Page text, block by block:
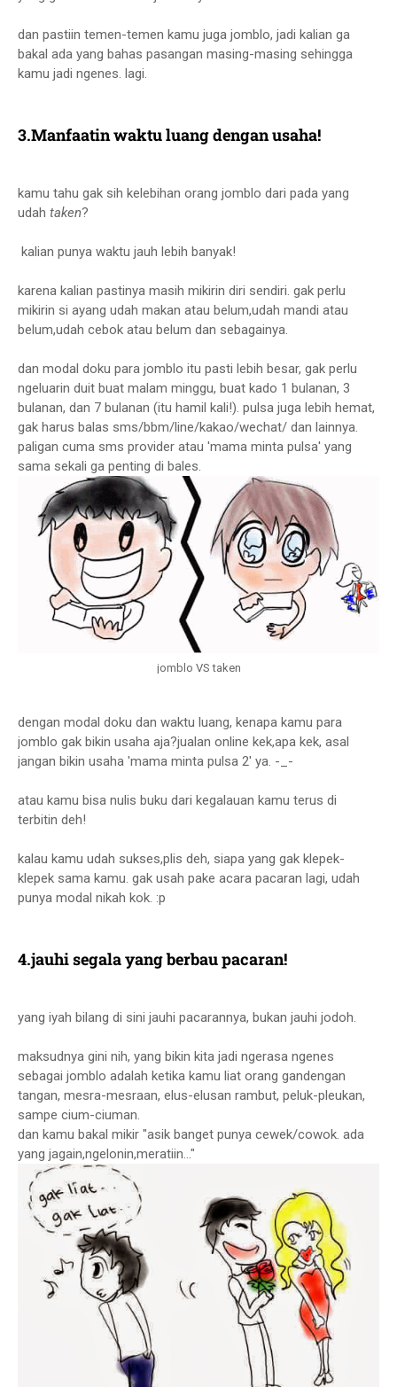
dan pastiin temen-temen kamu juga jomblo, jadi kalian ga
bakal ada yang bahas pasangan masing-masing sehingga
kamu jadi ngenes. lagi.
3.Manfaatin waktu luang dengan usaha!
kamu tahu gak sih kelebihan orang jomblo dari pada yang
udah taken?
kalian punya waktu jauh lebih banyak!
karena kalian pastinya masih mikirin diri sendiri. gak perlu
mikirin si ayang udah makan atau belum,udah mandi atau
belum,udah cebok atau belum dan sebagainya.
dan modal doku para jomblo itu pasti lebih besar, gak perlu
ngeluarin duit buat malam minggu, buat kado 1 bulanan, 3
bulanan, dan 7 bulanan (itu hamil kali!). pulsa juga lebih hemat,
gak harus balas sms/bbm/line/kakao/wechat/ dan lainnya.
paligan cuma sms provider atau 'mama minta pulsa' yang
sama sekali ga penting di bales.
jomblo VS taken
dengan modal doku dan waktu luang, kenapa kamu para
jomblo gak bikin usaha aja?jualan online kek,apa kek, asal
jangan bikin usaha 'mama minta pulsa 2' ya. -_-
atau kamu bisa nulis buku dari kegalauan kamu terus di
terbitin deh!
kalau kamu udah sukses,plis deh, siapa yang gak klepek-
klepek sama kamu. gak usah pake acara pacaran lagi, udah
punya modal nikah kok. :p
4.jauhi segala yang berbau pacaran!
yang iyah bilang di sini jauhi pacarannya, bukan jauhi jodoh.
maksudnya gini nih, yang bikin kita jadi ngerasa ngenes
sebagai jomblo adalah ketika kamu liat orang gandengan
tangan, mesra-mesraan, elus-elusan rambut, peluk-pleukan,
sampe cium-ciuman.
dan kamu bakal mikir "asik banget punya cewek/cowok. ada
yang jagain,ngelonin,meratiin..."